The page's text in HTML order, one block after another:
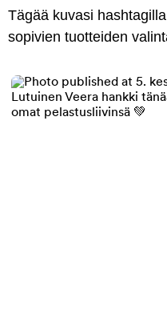
Tägää kuvasi
sopivien tuotteiden